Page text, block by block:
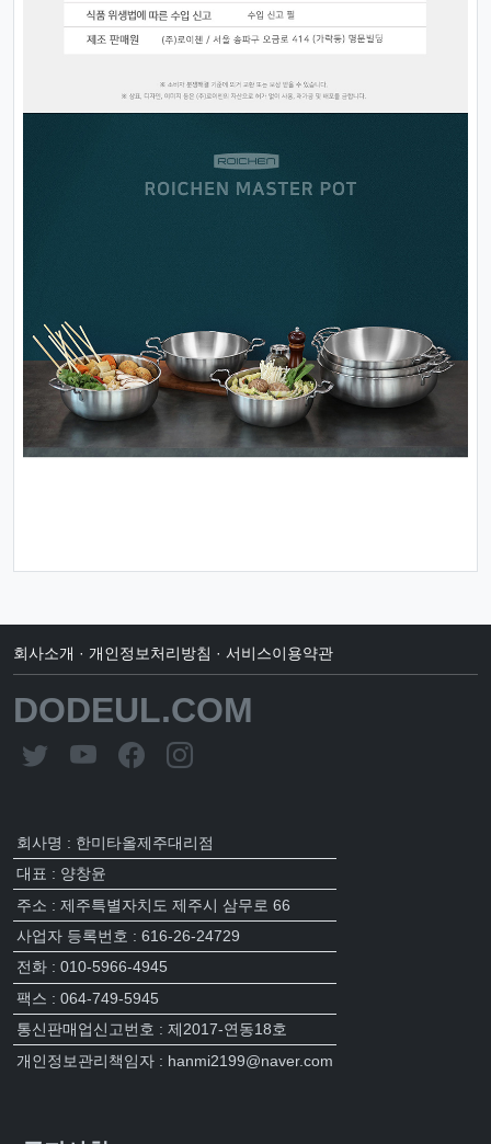
회사소개 · 개인정보처리방침 · 서비스이용약관
DODEUL.COM
회사명 : 한미타올제주대리점
대표 : 양창윤
주소 : 제주특별자치도 제주시 삼무로 66
사업자 등록번호 : 616-26-24729
전화 : 010-5966-4945
팩스 : 064-749-5945
통신판매업신고번호 : 제2017-연동18호
개인정보관리책임자 : hanmi2199@naver.com